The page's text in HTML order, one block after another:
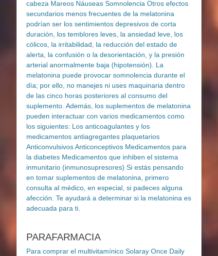
PARAFARMACIA
Para comprar el multivitamínico Solaray Once Daily